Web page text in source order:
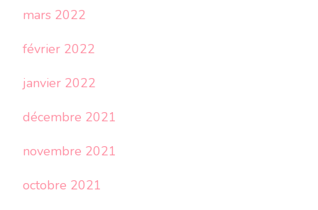
mars 2022
février 2022
janvier 2022
décembre 2021
novembre 2021
octobre 2021